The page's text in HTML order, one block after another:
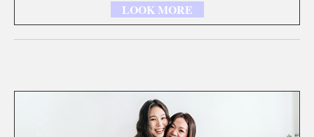
LOOK MORE